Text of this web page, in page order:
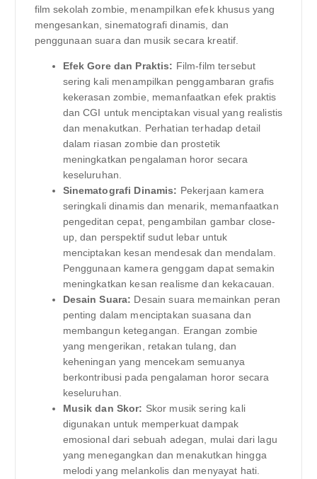
film sekolah zombie, menampilkan efek khusus yang
mengesankan, sinematografi dinamis, dan
penggunaan suara dan musik secara kreatif.
Efek Gore dan Praktis: Film-film tersebut
sering kali menampilkan penggambaran grafis
kekerasan zombie, memanfaatkan efek praktis
dan CGI untuk menciptakan visual yang realistis
dan menakutkan. Perhatian terhadap detail
dalam riasan zombie dan prostetik
meningkatkan pengalaman horor secara
keseluruhan.
Sinematografi Dinamis: Pekerjaan kamera
seringkali dinamis dan menarik, memanfaatkan
pengeditan cepat, pengambilan gambar close-
up, dan perspektif sudut lebar untuk
menciptakan kesan mendesak dan mendalam.
Penggunaan kamera genggam dapat semakin
meningkatkan kesan realisme dan kekacauan.
Desain Suara: Desain suara memainkan peran
penting dalam menciptakan suasana dan
membangun ketegangan. Erangan zombie
yang mengerikan, retakan tulang, dan
keheningan yang mencekam semuanya
berkontribusi pada pengalaman horor secara
keseluruhan.
Musik dan Skor: Skor musik sering kali
digunakan untuk memperkuat dampak
emosional dari sebuah adegan, mulai dari lagu
yang menegangkan dan menakutkan hingga
melodi yang melankolis dan menyayat hati.